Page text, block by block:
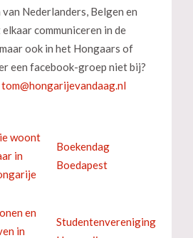
Nederlanders, Belgen en
communiceren in de
ook in het Hongaars of
een facebook-groep niet bij?
woont
in
Boekendag
Boedapest
en
in
Studentenvereniging